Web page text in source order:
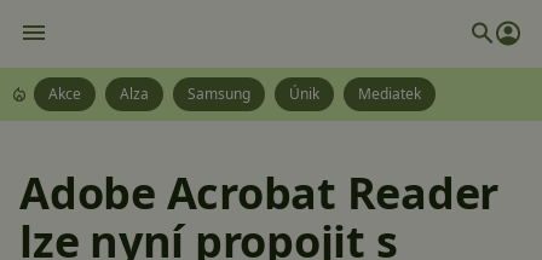
Akce Alza Samsung Únik Mediatek
Adobe Acrobat Reader
lze nyní propojit s